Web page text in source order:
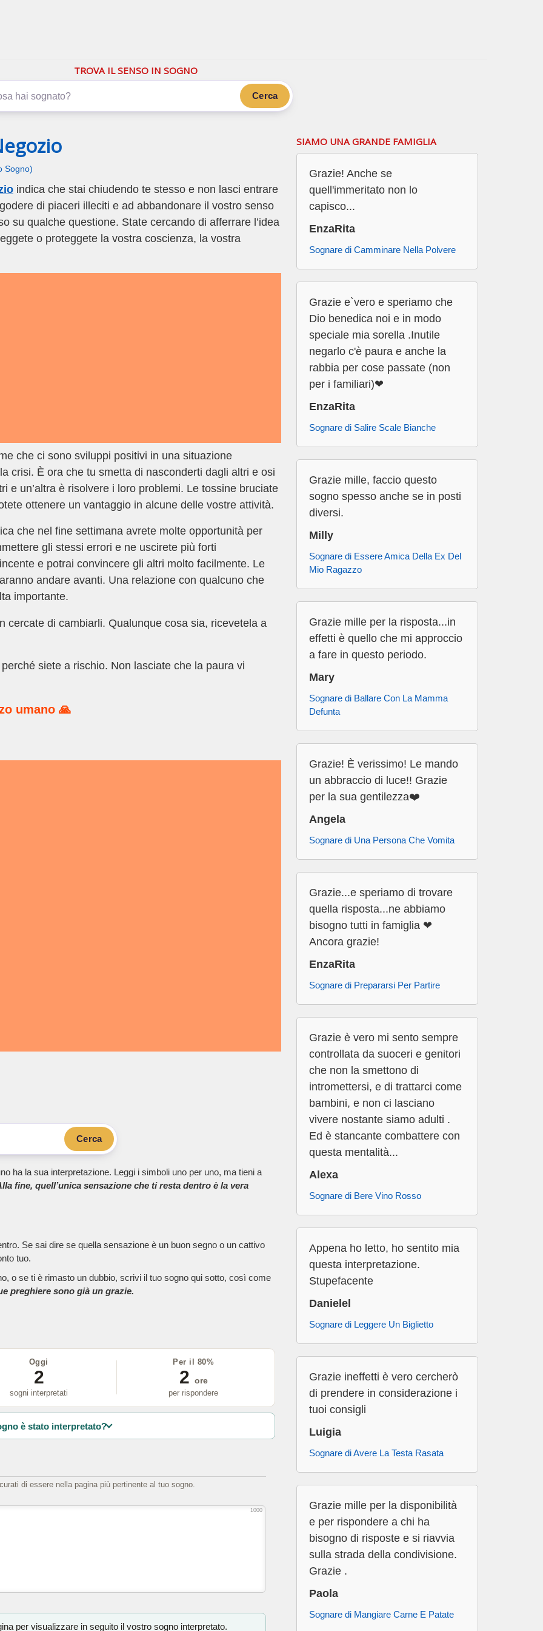
TROVA IL SENSO IN SOGNO
Cerca
Sogno)
indica che stai chiudendo te stesso e non lasci entrare
di piaceri illeciti e ad abbandonare il vostro senso
su qualche questione. State cercando di afferrare l’idea
o proteggete la vostra coscienza, la vostra
che ci sono sviluppi positivi in una situazione
crisi. È ora che tu smetta di nasconderti dagli altri e osi
e un’altra è risolvere i loro problemi. Le tossine bruciate
ottenere un vantaggio in alcune delle vostre attività.
che nel fine settimana avrete molte opportunità per
gli stessi errori e ne uscirete più forti
e potrai convincere gli altri molto facilmente. Le
andare avanti. Una relazione con qualcuno che
importante.
cercate di cambiarli. Qualunque cosa sia, ricevetela a
siete a rischio. Non lasciate che la paura vi
umano 🙏
Cerca
ha la sua interpretazione. Leggi i simboli uno per uno, ma tieni a
fine, quell’unica sensazione che ti resta dentro è la vera
Se sai dire se quella sensazione è un buon segno o un cattivo
tuo.
o se ti è rimasto un dubbio, scrivi il tuo sogno qui sotto, così come
preghiere sono già un grazie.
Oggi
2
sogni interpretati
Per il 80%
2 ore
per rispondere
è stato interpretato?
di essere nella pagina più pertinente al tuo sogno.
1000
per visualizzare in seguito il vostro sogno interpretato.
SIAMO UNA GRANDE FAMIGLIA
Grazie! Anche se
quell'immeritato non lo
capisco...
EnzaRita
Sognare di Camminare Nella Polvere
Grazie e`vero e speriamo che
Dio benedica noi e in modo
speciale mia sorella .Inutile
negarlo c'è paura e anche la
rabbia per cose passate (non
per i familiari)❤
EnzaRita
Sognare di Salire Scale Bianche
Grazie mille, faccio questo
sogno spesso anche se in posti
diversi.
Milly
Sognare di Essere Amica Della Ex Del
Mio Ragazzo
Grazie mille per la risposta...in
effetti è quello che mi approccio
a fare in questo periodo.
Mary
Sognare di Ballare Con La Mamma
Defunta
Grazie! È verissimo! Le mando
un abbraccio di luce!! Grazie
per la sua gentilezza❤️
Angela
Sognare di Una Persona Che Vomita
Grazie...e speriamo di trovare
quella risposta...ne abbiamo
bisogno tutti in famiglia ❤
Ancora grazie!
EnzaRita
Sognare di Prepararsi Per Partire
Grazie è vero mi sento sempre
controllata da suoceri e genitori
che non la smettono di
intromettersi, e di trattarci come
bambini, e non ci lasciano
vivere nostante siamo adulti .
Ed è stancante combattere con
questa mentalità...
Alexa
Sognare di Bere Vino Rosso
Appena ho letto, ho sentito mia
questa interpretazione.
Stupefacente
Danielel
Sognare di Leggere Un Biglietto
Grazie ineffetti è vero cercherò
di prendere in considerazione i
tuoi consigli
Luigia
Sognare di Avere La Testa Rasata
Grazie mille per la disponibilità
e per rispondere a chi ha
bisogno di risposte e si riavvia
sulla strada della condivisione.
Grazie .
Paola
Sognare di Mangiare Carne E Patate